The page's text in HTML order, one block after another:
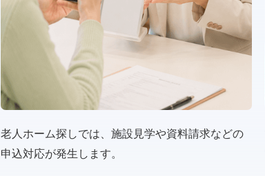
老人ホーム探しでは、施設見学や資料請求などの
申込対応が発生します。